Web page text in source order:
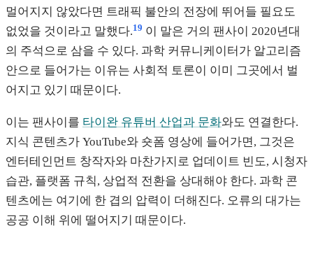
멀어지지 않았다면 트래픽 불안의 전장에 뛰어들 필요도
없었을 것이라고 말했다.19 이 말은 거의 팬사이 2020년대
의 주석으로 삼을 수 있다. 과학 커뮤니케이터가 알고리즘
안으로 들어가는 이유는 사회적 토론이 이미 그곳에서 벌
어지고 있기 때문이다.
이는 팬사이를 타이완 유튜버 산업과 문화와도 연결한다.
지식 콘텐츠가 YouTube와 숏폼 영상에 들어가면, 그것은
엔터테인먼트 창작자와 마찬가지로 업데이트 빈도, 시청자
습관, 플랫폼 규칙, 상업적 전환을 상대해야 한다. 과학 콘
텐츠에는 여기에 한 겹의 압력이 더해진다. 오류의 대가는
공공 이해 위에 떨어지기 때문이다.